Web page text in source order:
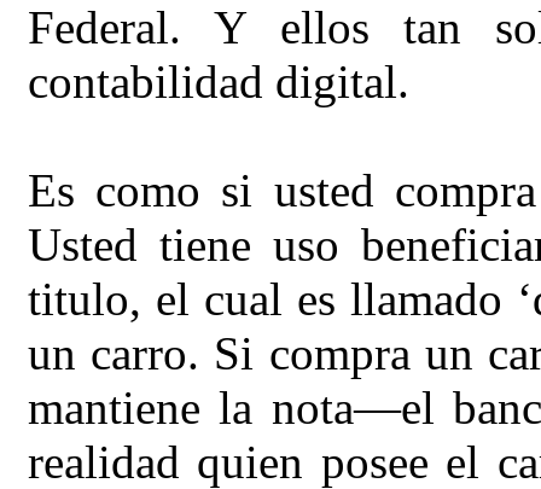
Federal. Y ellos tan
contabilidad digital.
Es como si usted
Usted tiene uso
titulo, el cual es llamado
un carro. Si compra un
mantiene la nota—el
realidad quien posee el